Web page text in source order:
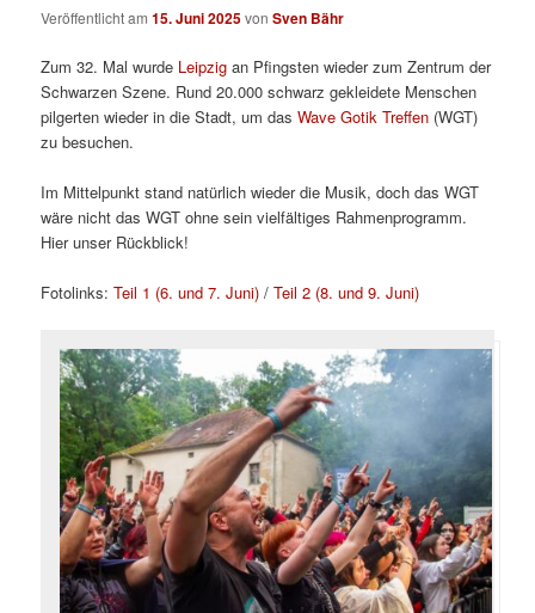
Veröffentlicht am15. Juni 2025vonSven Bähr
Zum 32. Mal wurde Leipzig an Pfingsten wieder zum Zentrum der
Schwarzen Szene. Rund 20.000 schwarz gekleidete Menschen
pilgerten wieder in die Stadt, um dasWave Gotik Treffen (WGT)
zu besuchen.
Im Mittelpunkt stand natürlich wieder die Musik, doch das WGT
wäre nicht das WGT ohne sein vielfältiges Rahmenprogramm.
Hier unser Rückblick!
Fotolinks:Teil 1 (6. und 7. Juni) /Teil 2 (8. und 9. Juni)